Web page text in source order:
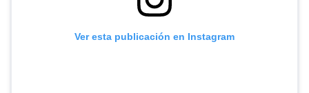
Ver esta publicación en Instagram